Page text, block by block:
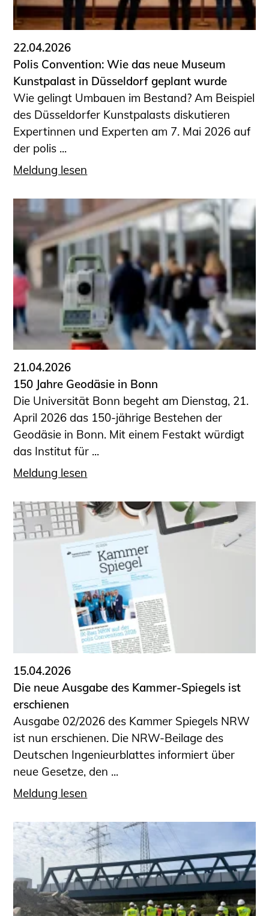
Informationen für Fortbildungsträger
Anträge, Anzeigen, Formulare
Fortbildung/Seminare
Informationen für Ingenieurinnen
und Ingenieure
Recht
Planungswettbewerbe
Publikationen
Stellenbörse
Staatlich anerkannte Sachverständige
Sachverständige
Prüfsachverständige
Qualifizierte Tragwerksplaner/-innen
Bauvorlageberechtigte
Sachkundige für Zustands- und
Funktionsprüfung privater
Abwasserleitungen
Vereinbarungen mit
Ingenieurkammern
Büronachfolge
Zusatzqualifikationen
Geschützter Bereich
Informationen für Auftraggeber und
Verbraucher
Ingenieursuche (Mitglieder der IK-Bau
NRW)
Bauherren-ABC
Informationen für Schülerinnen,
Schüler und Studierende
Projekte für Schülerinnen und Schüler
START.ING. Das Studierenden Praxis-
Wissenswertes für Studierende
Wettbewerbe für Studierende
BLING.BLING.
Kammer Newsletter
Presse
Kontakt und Anfahrt
Impressum
Datenschutz
Ingenieurakademie West
22.04.2026
Polis Convention: Wie das neue Museum
Kunstpalast in Düsseldorf geplant wurde
Wie gelingt Umbauen im Bestand? Am Beispiel
des Düsseldorfer Kunstpalasts diskutieren
Expertinnen und Experten am 7. Mai 2026 auf
der polis ...
Meldung lesen
21.04.2026
150 Jahre Geodäsie in Bonn
Die Universität Bonn begeht am Dienstag, 21.
April 2026 das 150-jährige Bestehen der
Geodäsie in Bonn. Mit einem Festakt würdigt
das Institut für ...
Meldung lesen
15.04.2026
Die neue Ausgabe des Kammer-Spiegels ist
erschienen
Ausgabe 02/2026 des Kammer Spiegels NRW
ist nun erschienen. Die NRW-Beilage des
Deutschen Ingenieurblattes informiert über
neue Gesetze, den ...
Meldung lesen